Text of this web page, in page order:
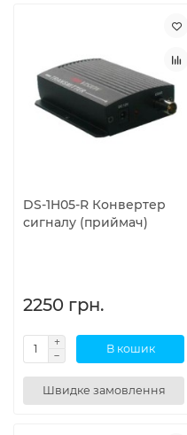
DS-1H05-R Конвертер
сигналу (приймач)
2250 грн.
В кошик
Швидке замовлення